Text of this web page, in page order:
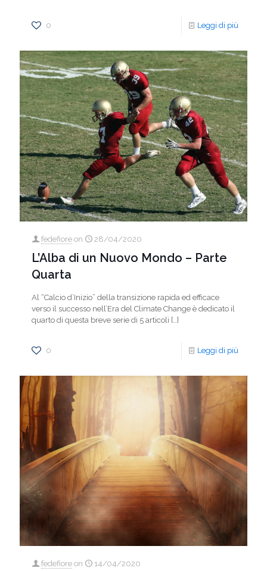
0 Leggi di più
fedefiore on 28/04/2020
L’Alba di un Nuovo Mondo – Parte
Quarta
Al “Calcio d’Inizio” della transizione rapida ed efficace
verso il successo nell’Era del Climate Change è dedicato il
quarto di questa breve serie di 5 articoli […]
0 Leggi di più
fedefiore on 14/04/2020